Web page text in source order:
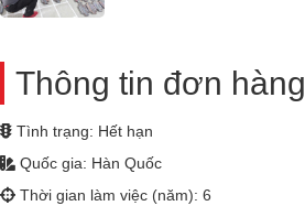
Thông tin đơn hàng
Tình trạng: Hết hạn
Quốc gia: Hàn Quốc
Thời gian làm việc (năm): 6